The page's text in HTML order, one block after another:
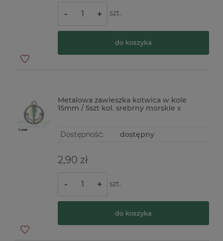
- + szt.
do koszyka
Metalowa zawieszka kotwica w kole
15mm / 5szt kol. srebrny morskie x
Dostępność: dostępny
2,90 zł
- + szt.
do koszyka